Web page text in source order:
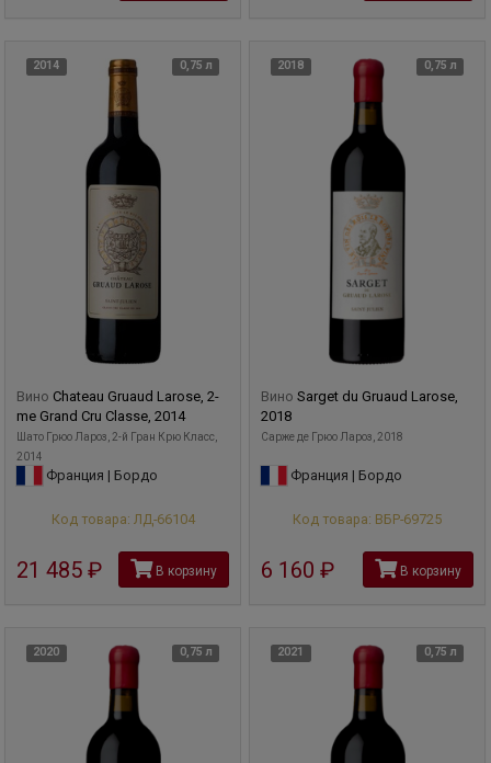
2014 0,75 л
Вино Chateau Gruaud Larose, 2-
me Grand Cru Classe, 2014
Шато Грюо Лароз, 2-й Гран Крю Класс,
2014
Франция | Бордо
Код товара: ЛД-66104
21 485 рубВ корзину
2018 0,75 л
Вино Sarget du Gruaud Larose,
2018
Сарже де Грюо Лароз, 2018
Франция | Бордо
Код товара: ВБР-69725
6 160 руб В корзину
2020 0,75 л 2021 0,75 л